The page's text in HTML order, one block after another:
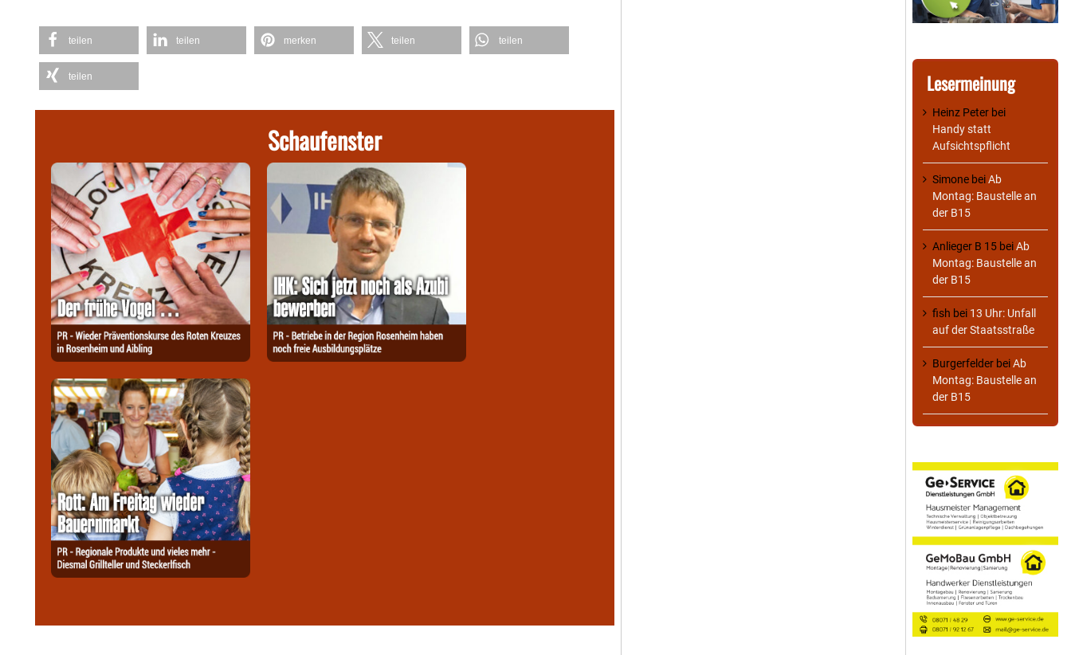
teilen teilen merken teilen teilen
teilen
Schaufenster
Lesermeinung
Heinz Peter bei
Handy statt
Aufsichtspflicht
Simone beiAb
Montag: Baustelle an
der B15
Anlieger B 15 beiAb
Montag: Baustelle an
der B15
fish bei 13 Uhr: Unfall
auf der Staatsstraße
Burgerfelder beiAb
Montag: Baustelle an
der B15